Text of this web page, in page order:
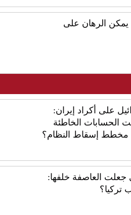
الرهان على
على أكراد إيران:
الحسابات الخاطئة
مخطط إسقاط النظام؟
جعلت العاصفة خلفها: